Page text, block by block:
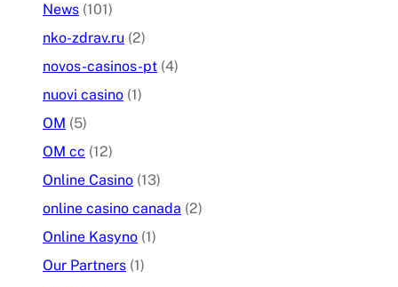
News (101)
nko-zdrav.ru (2)
novos-casinos-pt (4)
nuovi casino (1)
OM (5)
OM cc (12)
Online Casino (13)
online casino canada (2)
Online Kasyno (1)
Our Partners (1)